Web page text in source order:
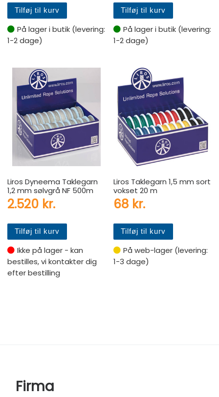
Tilføj til kurv
På lager i butik (levering:
1-2 dage)
Tilføj til kurv
På lager i butik (levering:
1-2 dage)
Liros Dyneema Taklegarn
1,2 mm sølvgrå NF 500m
2.520 kr.
Tilføj til kurv
Ikke på lager - kan
bestilles, vi kontakter dig
efter bestilling
Liros Taklegarn 1,5 mm sort
vokset 20 m
68 kr.
Tilføj til kurv
På web-lager (levering:
1-3 dage)
Firma